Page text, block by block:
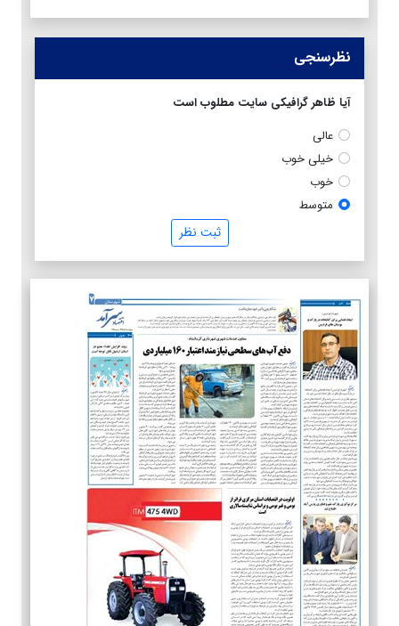
نظرسنجی
آیا ظاهر گرافیکی سایت مطلوب است
عالی
خیلی خوب
خوب
متوسط
ثبت نظر